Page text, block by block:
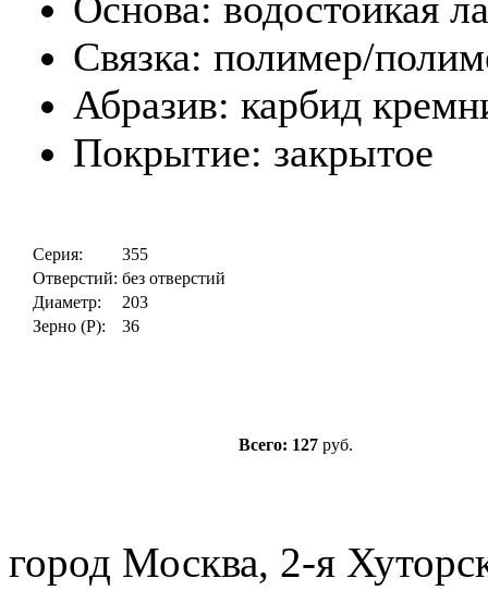
Связка: полимер/
Абразив: карбид
Покрытие: закрытое
Серия:
355
Отверстий: без отверстий
Диаметр:
203
Зерно (P):
36
Всего: 127 руб.
город Москва, 2-я